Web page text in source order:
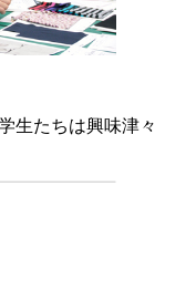
生たちは興味津々